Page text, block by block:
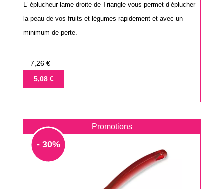
L’ éplucheur lame droite de Triangle vous permet d’éplucher
la peau de vos fruits et légumes rapidement et avec un
minimum de perte.
Prix
7,26 €
Prix5,08 €
Promotions
- 30%